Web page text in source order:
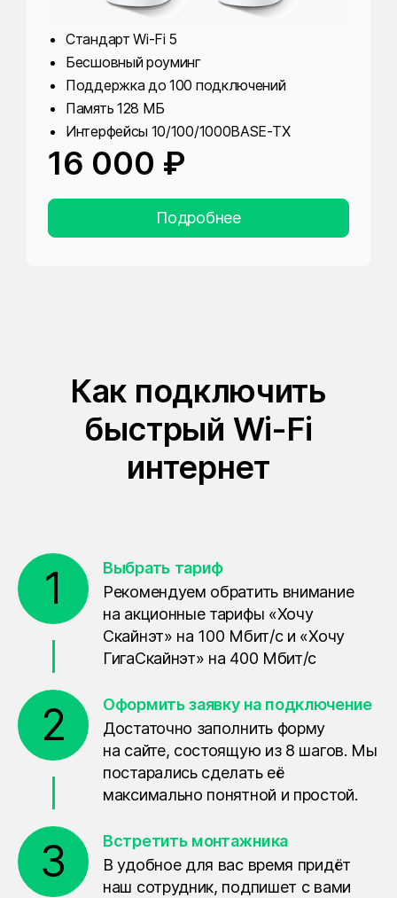
Стандарт Wi-Fi 5
Бесшовный роуминг
Поддержка до 100 подключений
Память 128 МБ
Интерфейсы 10/100/1000BASE-TX
16 000 ₽
Подробнее
Как подключить
быстрый Wi-Fi
интернет
1
Выбрать тариф
Рекомендуем обратить внимание
на акционные тарифы «Хочу
Скайнэт» на 100 Мбит/с и «Хочу
ГигаСкайнэт» на 400 Мбит/с
2
Оформить заявку на подключение
Достаточно заполнить форму
на сайте, состоящую из 8 шагов. Мы
постарались сделать её
максимально понятной и простой.
3
Встретить монтажника
В удобное для вас время придёт
наш сотрудник, подпишет с вами